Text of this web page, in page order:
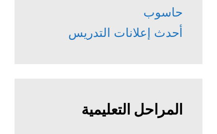
حاسوب
أحدث إعلانات التدريس
المراحل التعليمية